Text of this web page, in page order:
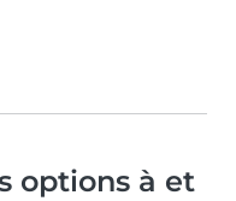
options à et